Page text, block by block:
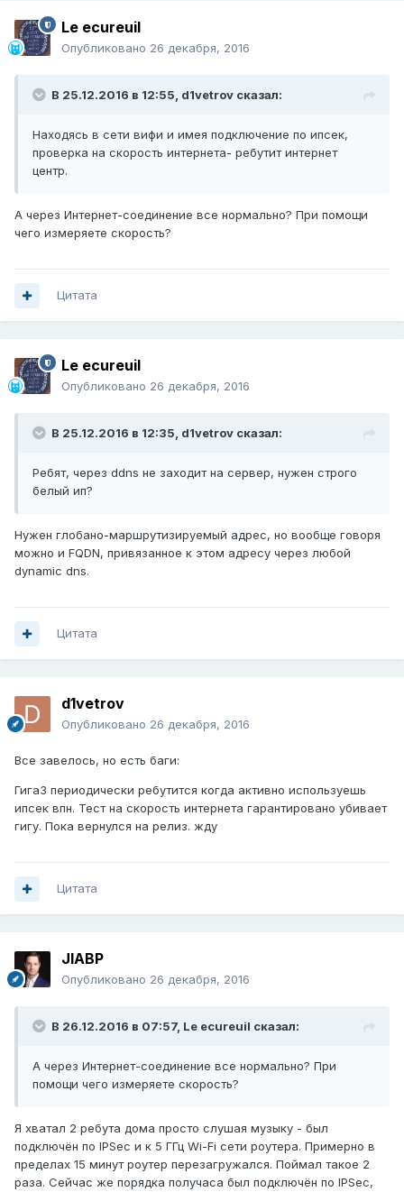
Le ecureuil
Опубликовано 26 декабря, 2016
В 25.12.2016 в 12:55, d1vetrov сказал:
Находясь в сети вифи и имея подключение по ипсек,
проверка на скорость интернета- ребутит интернет
центр.
А через Интернет-соединение все нормально? При помощи
чего измеряете скорость?
Цитата
Le ecureuil
Опубликовано 26 декабря, 2016
В 25.12.2016 в 12:35, d1vetrov сказал:
Ребят, через ddns не заходит на сервер, нужен строго
белый ип?
Нужен глобано-маршрутизируемый адрес, но вообще говоря
можно и FQDN, привязанное к этом адресу через любой
dynamic dns.
Цитата
d1vetrov
Опубликовано 26 декабря, 2016
Все завелось, но есть баги:
Гига3 периодически ребутится когда активно используешь
ипсек впн. Тест на скорость интернета гарантировано убивает
гигу. Пока вернулся на релиз. жду
Цитата
JIABP
Опубликовано 26 декабря, 2016
В 26.12.2016 в 07:57, Le ecureuil сказал:
А через Интернет-соединение все нормально? При
помощи чего измеряете скорость?
Я хватал 2 ребута дома просто слушая музыку - был
подключён по IPSec и к 5 ГГц Wi-Fi сети роутера. Примерно в
пределах 15 минут роутер перезагружался. Поймал такое 2
раза. Сейчас же порядка получаса был подключён по IPSec,